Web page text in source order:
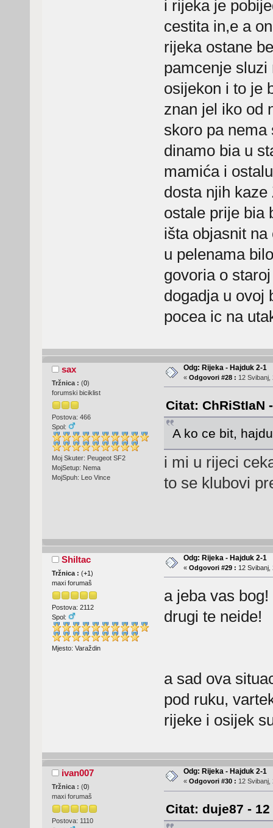
i rijeka je
cestita in,e a
rijeka ostane
pamcenje
osijekon i to je
znan jel iko od
skoro pa nema
dinamo bia u
mamića i
dosta njih
ostale prije bia
išta objasnit
u pelenama
govoria o
dogadja u ovoj
pocea ic na
sax
Tržnica : (0)
forumski biciklist
Postova: 466
Spol:
Moj Skuter: Peugeot SF2
MojSetup: Nema
MojSpuh: Leo Vince
Odg: Rijeka - Hajduk 2-1
« Odgovori #28 : 12 Svibanj,
Citat: ChRiStIaN
A ko ce bit,
i mi u rijeci
to se klubovi
Shiltac
Tržnica : (+1)
maxi forumaš
Postova: 2112
Spol:
Mjesto: Varaždin
Odg: Rijeka - Hajduk 2-1
« Odgovori #29 : 12 Svibanj,
a jeba vas
drugi te neide!
a sad ova
pod ruku,
rijeke i osijek
ivan007
Tržnica : (0)
maxi forumaš
Postova: 1110
Odg: Rijeka - Hajduk 2-1
« Odgovori #30 : 12 Svibanj,
Citat: duje87 -